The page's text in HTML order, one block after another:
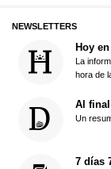
NEWSLETTERS
Hoy
La
hora de
Al
Un
7 días